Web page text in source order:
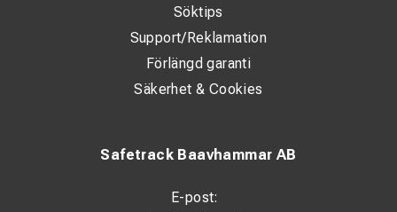
Standarder: EN 60903, IEC 61482-1-2
Safetrack Baavhammar AB
E-post:
Söktips
Support/Reklamation
Förlängd garanti
Säkerhet & Cookies